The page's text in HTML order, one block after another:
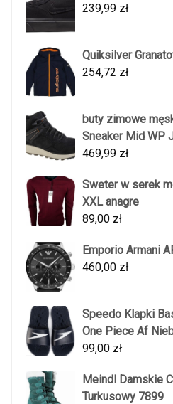
239,99 zł
Quiksilver
254,72 zł
buty zimowe
Sneaker Mid WP
469,99 zł
Sweter w serek
XXL anagre
89,00 zł
Emporio Armani
460,00 zł
Speedo Klapki
One Piece Af
99,00 zł
Meindl Damskie
Turkusowy 7899